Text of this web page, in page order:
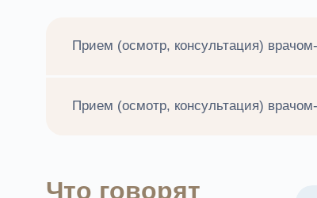
Прием (осмотр, консультация)
Прием (осмотр, консультация)
Что говорят